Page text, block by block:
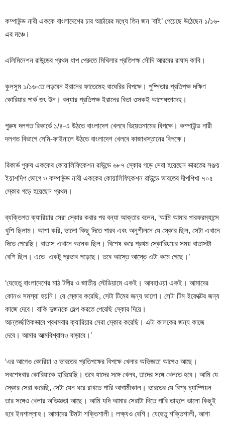
কম্পাউন্ড নারী এককে বাংলাদেশের চার আর্চারের মধ্যে তিন জন ‘বাই’ পেয়েছে উঠেছেন ১/১৬-
এর মঞ্চে।
এলিমিনেশন রাউন্ডের প্রথম ধাপ পেরুতে মিথিলার প্রতিপক্ষ সৌদি আরবের রাঘাদ কাবি।
কুলসুম ১/১৬-তে লড়বেন ইরানের ফাতেমেহ বাঘেরির বিপক্ষে। পুষ্পিতার প্রতিপক্ষ দক্ষিণ
কোরিয়ার পার্ক জং উন। বন্যার প্রতিপক্ষ ইরানের বিতা ওসকই আশেঘজাদেহ।
পুরুষ দলগত রিকার্ভে ১/৪-এ উঠতে বাংলাদেশ খেলবে ভিয়েতনামের বিপক্ষে। কম্পাউন্ড নারী
দলগত বিভাগে সেমি-ফাইনালে উঠতে বাংলাদেশ খেলবে কাজাখস্তানের বিপক্ষে।
রিকার্ভ পুরুষ এককের কোয়ালিফিকেশন রাউন্ডে ৬৮৭ স্কোর গড়ে সেরা হয়েছেন ভারতের সঞ্জয়
ইয়াশদিপ ভোগে ও কম্পাউন্ড নারী এককের কোয়ালিফিকেশন রাউন্ডে ভারতের দীপশিখা ৭০৫
স্কোর গড়ে হয়েছেন প্রথম।
ব্যক্তিগত ক্যারিয়ার সেরা স্কোর করার পর বন্যা আক্তার বলেন, ‘আমি আমার পারফরম্যান্সে
খুশি ছিলাম। আশা করি, ভালো কিছু দিতে পারব এবং অনুশীলনে যে স্কোর ছিল, সেটা এখানে
দিতে পেরেছি। বাতাস এখানে অনেক ছিল। বিশেষ করে প্রথম স্কোরিংয়ের সময় বাতাসটা
বেশি ছিল। এতে একটু প্রভাব পড়েছে। তবে আস্তে আস্তে এটা কমে গেছে।’
‘যেহেতু বাংলাদেশের মাঠ টঙ্গীর ও জাতীয় স্টেডিয়ামে একই। আবহাওয়া একই। আমাদের
কোনও সমস্যা হয়নি। যে স্কোর করেছি, সেটা টিমের জন্য ভালো। সেটা টিম ইফেক্টের জন্য
কাজে দেবে। বাকি দুজনকে হেল্প করতে পেরেছি স্কোর দিয়ে।
আন্তর্জাতিকভাবে প্রথমবার ক্যারিয়ার সেরা স্কোর করেছি। এটা কালকের জন্য কাজে
দেবে। আমার আত্মবিশ্বাসও বাড়াবে।’
‘এর আগেও কোরিয়া ও ভারতের প্রতিপক্ষের বিপক্ষে খেলার অভিজ্ঞতা আগেও আছে।
সবশেষবার কোরিয়াকে হারিয়েছি। তবে যাদের সঙ্গে খেলব, তাদের সঙ্গে খেলতে হবে। আমি যে
স্কোর সেরা করেছি, সেটা যেন ধরে রাখতে পারি আগামীকাল। ভারতের যে বিশ্ব চ্যাম্পিয়ন
তার সঙ্গেও খেলার অভিজ্ঞতা আছে। আমি যদি আমার সেরাটা দিতে পারি তাহলে ভালো কিছুই
হবে ইনশাল্লাহ। আমাদের টিমটা শক্তিশালী। লক্ষ্যও বেশি। যেহেতু শক্তিশালী, আশা